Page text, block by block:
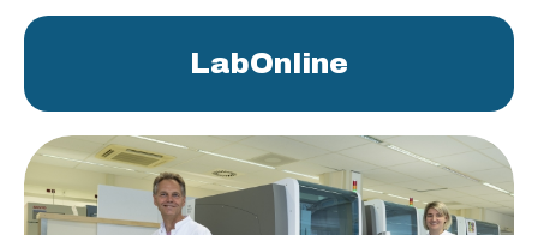
LabOnline